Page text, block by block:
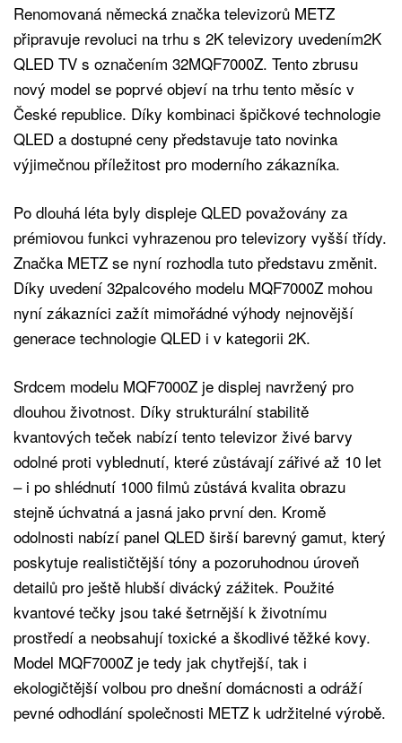
Renomovaná německá značka televizorů METZ
připravuje revoluci na trhu s 2K televizory uvedením2K
QLED TV s označením 32MQF7000Z. Tento zbrusu
nový model se poprvé objeví na trhu tento měsíc v
České republice. Díky kombinaci špičkové technologie
QLED a dostupné ceny představuje tato novinka
výjimečnou příležitost pro moderního zákazníka.
Po dlouhá léta byly displeje QLED považovány za
prémiovou funkci vyhrazenou pro televizory vyšší třídy.
Značka METZ se nyní rozhodla tuto představu změnit.
Díky uvedení 32palcového modelu MQF7000Z mohou
nyní zákazníci zažít mimořádné výhody nejnovější
generace technologie QLED i v kategorii 2K.
Srdcem modelu MQF7000Z je displej navržený pro
dlouhou životnost. Díky strukturální stabilitě
kvantových teček nabízí tento televizor živé barvy
odolné proti vyblednutí, které zůstávají zářivé až 10 let
– i po shlédnutí 1000 filmů zůstává kvalita obrazu
stejně úchvatná a jasná jako první den. Kromě
odolnosti nabízí panel QLED širší barevný gamut, který
poskytuje realističtější tóny a pozoruhodnou úroveň
detailů pro ještě hlubší divácký zážitek. Použité
kvantové tečky jsou také šetrnější k životnímu
prostředí a neobsahují toxické a škodlivé těžké kovy.
Model MQF7000Z je tedy jak chytřejší, tak i
ekologičtější volbou pro dnešní domácnosti a odráží
pevné odhodlání společnosti METZ k udržitelné výrobě.